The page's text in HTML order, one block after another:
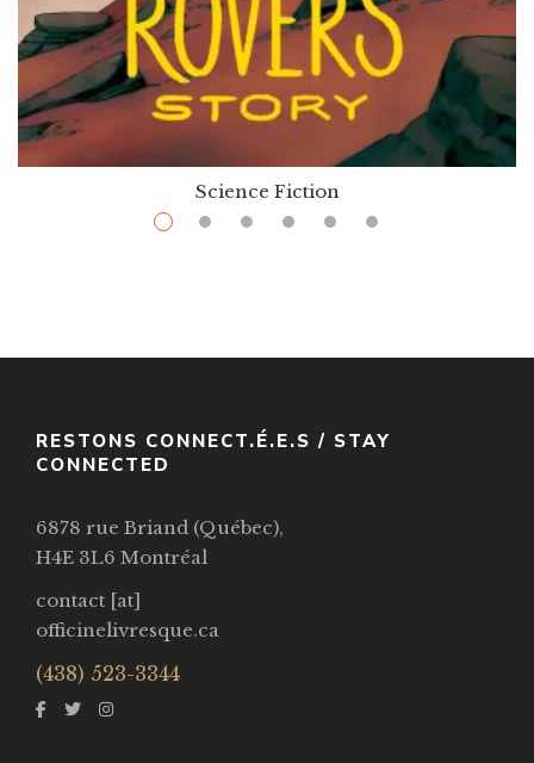
Science Fiction
$ 21.99 $29.99
RESTONS CONNECT.É.E.S / STAY
CONNECTED
6878 rue Briand (Québec),
H4E 3L6 Montréal
contact [at]
officinelivresque.ca
(438) 523-3344